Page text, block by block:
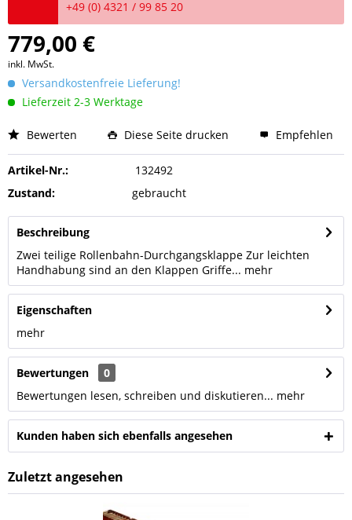
+49 (0) 4321 / 99 85 20
779,00 €
inkl. MwSt.
Versandkostenfreie Lieferung!
Lieferzeit 2-3 Werktage
Bewerten Diese Seite drucken Empfehlen
Artikel-Nr.:
132492
Zustand:
gebraucht
Beschreibung
Zwei teilige Rollenbahn-Durchgangsklappe Zur leichten
Handhabung sind an den Klappen Griffe... mehr
Eigenschaften
mehr
Bewertungen
0
Bewertungen lesen, schreiben und diskutieren... mehr
Kunden haben sich ebenfalls angesehen
Zuletzt angesehen